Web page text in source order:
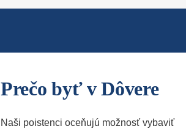
Prečo byť v Dôvere
Naši poistenci oceňujú možnosť vybaviť